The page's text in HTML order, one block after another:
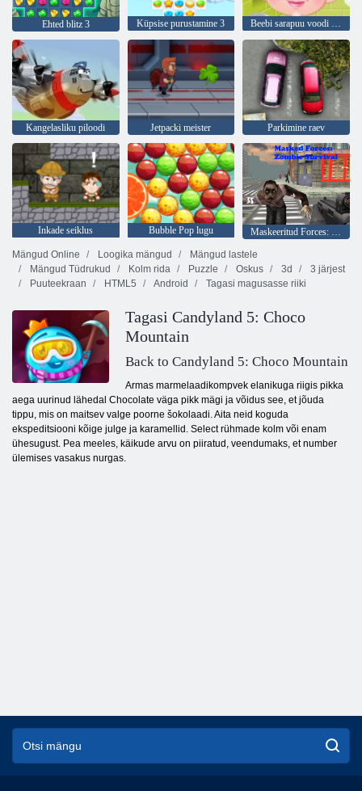
Ehted blitz 3 Küpsise purustamine 3 Beebi sarapuu voodi aeg
Kangelasliku piloodi Jetpacki meister Parkimine raev
Inkade seiklus Bubble Pop lugu
Mängud Online
Loogika mängud
Mängud lastele
Mängud Tüdrukud
Kolm rida Puzzle Oskus 3d
3 järjest
Puuteekraan
HTML5 Android Tagasi magusasse riiki
Tagasi Candyland 5: Choco
Mountain
Back to Candyland 5: Choco Mountain
Armas marmelaadikompvek elanikuga riigis pikka
aega uurinud lähedal Chocolate väga pikk mägi ja võidus see, et jõuda
tippu, mis on maitsev valge poorne šokolaadi. Aita neid koguda
ekspeditsiooni kõige julge ja karamellid. Select rühmade kolm või enam
ühesugust. Pea meeles, käikude arvu on piiratud, veendumaks, et number
ülemises vasakus nurgas.